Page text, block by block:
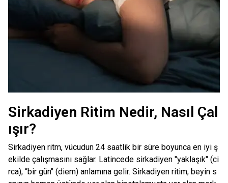
Sirkadiyen Ritim Nedir, Nasıl Çal
ışır?
Sirkadiyen ritm, vücudun 24 saatlik bir süre boyunca en iyi ş
ekilde çalışmasını sağlar. Latincede sirkadiyen "yaklaşık" (ci
rca), “bir gün" (diem) anlamına gelir. Sirkadiyen ritim, beyin s